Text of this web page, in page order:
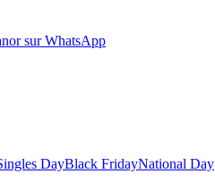
sur WhatsApp
DayBlack FridayNational Day